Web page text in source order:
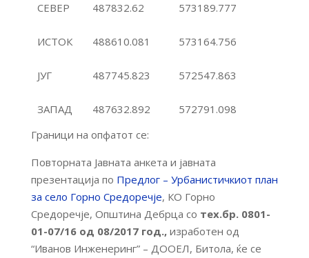
СЕВЕР 487832.62 573189.777
ИСТОК 488610.081 573164.756
ЈУГ 487745.823 572547.863
ЗАПАД 487632.892
572791.098
Граници на опфатот се:
Повторната Јавната анкета и јавната
презентација по Предлог – Урбанистичкиот план
за село Горно Средоречје, КО Горно
Средоречје, Општина Дебрца со тех.бр. 0801-
01-07/16 од 08/2017 год., изработен од
“Иванов Инженеринг” – ДООЕЛ, Битола, ќе се